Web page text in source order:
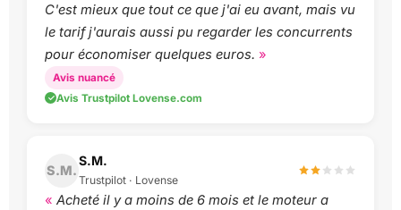
C'est mieux que tout ce que j'ai eu avant, mais vu
le tarif j'aurais aussi pu regarder les concurrents
pour économiser quelques euros.
Avis nuancé
Avis Trustpilot Lovense.com
S.M.
S.M.
Trustpilot · Lovense
Acheté il y a moins de 6 mois et le moteur a